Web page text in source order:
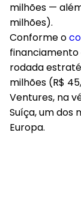
milhões —
milhões).
Conforme o
financiamento
rodada
milhões (R$
Ventures, na
Suíça, um dos
Europa.